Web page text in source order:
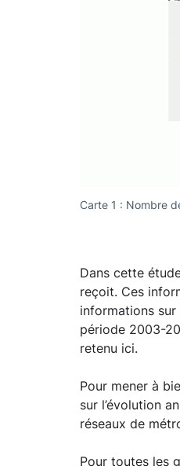
Carte 1 : Nombre
Dans cette
reçoit. Ces
informations sur
période 2003-
retenu ici.
Pour mener à
sur l’évolution
réseaux de
Pour toutes les